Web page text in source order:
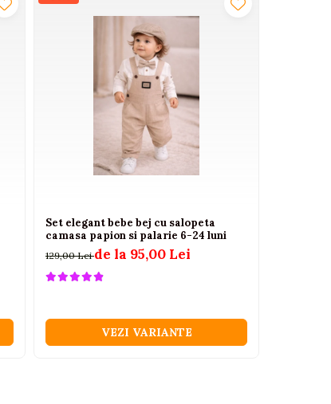
Set elegant bebe bej cu salopeta
camasa papion si palarie 6-24 luni
129,00 Leide la 95,00 Lei
VEZI VARIANTE